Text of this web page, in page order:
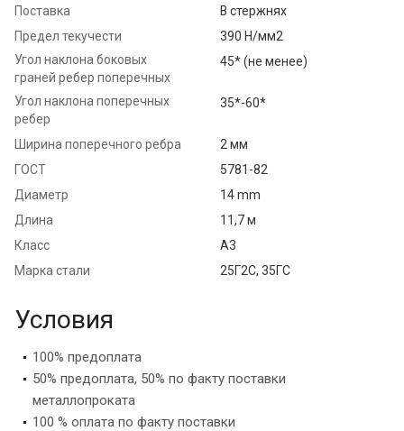
Поставка
В стержнях
Предел текучести
390 Н/мм2
Угол наклона боковых
граней ребер поперечных
45* (не менее)
Угол наклона поперечных
ребер
35*-60*
Ширина поперечного ребра
2 мм
ГОСТ
5781-82
Диаметр
14 mm
Длина
11,7 м
Класс
А3
Марка стали
25Г2С, 35ГС
Условия
100% предоплата
50% предоплата, 50% по факту поставки
металлопроката
100 % оплата по факту поставки